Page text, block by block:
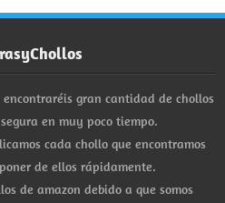
gran cantidad de chollos
en muy poco tiempo.
cada chollo que encontramos
de ellos rápidamente.
de amazon debido a que somos